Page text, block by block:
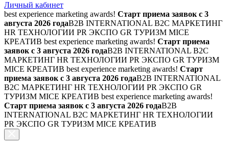
Личный кабинет
best experience marketing awards! Старт приема заявок с 3
августа 2026 годаB2B INTERNATIONAL B2C МАРКЕТИНГ
HR ТЕХНОЛОГИИ PR ЭКСПО GR ТУРИЗМ MICE
КРЕАТИВ best experience marketing awards! Старт приема
заявок с 3 августа 2026 годаB2B INTERNATIONAL B2C
МАРКЕТИНГ HR ТЕХНОЛОГИИ PR ЭКСПО GR ТУРИЗМ
MICE КРЕАТИВ best experience marketing awards! Старт
приема заявок с 3 августа 2026 годаB2B INTERNATIONAL
B2C МАРКЕТИНГ HR ТЕХНОЛОГИИ PR ЭКСПО GR
ТУРИЗМ MICE КРЕАТИВ best experience marketing awards!
Старт приема заявок с 3 августа 2026 годаB2B
INTERNATIONAL B2C МАРКЕТИНГ HR ТЕХНОЛОГИИ
PR ЭКСПО GR ТУРИЗМ MICE КРЕАТИВ